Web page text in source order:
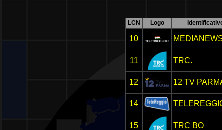
LCN Logo
10
11 TRC.
12 12 TV
14
15 TRC BO